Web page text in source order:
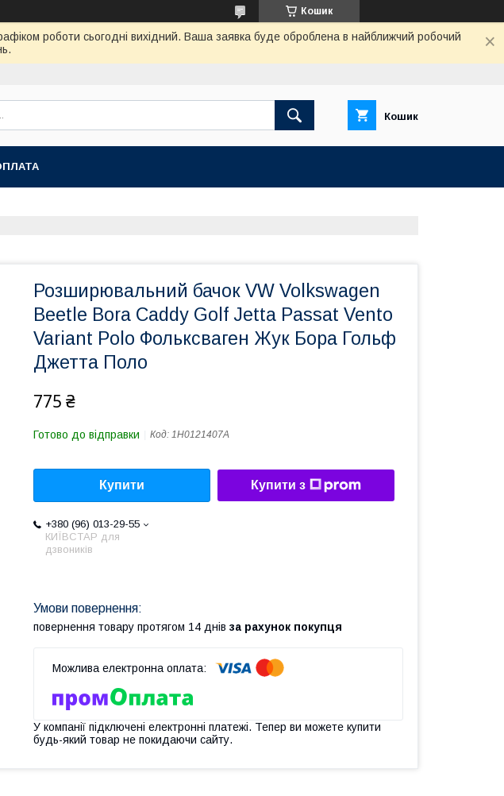
Кошик
роботи сьогодні вихідний. Ваша заявка буде оброблена в найближчий робочий
Кошик
Розширювальний бачок VW Volkswagen
Beetle Bora Caddy Golf Jetta Passat Vento
Variant Polo Фольксваген Жук Бора Гольф
Джетта Поло
775 ₴
Готово до відправки Код: 1H0121407A
Купити Купити з
+380 (96) 013-29-55
КИЇВСТАР для
дзвоників
повернення товару протягом 14 днів за рахунок покупця
У компанії підключені електронні платежі. Тепер ви можете купити
будь-який товар не покидаючи сайту.